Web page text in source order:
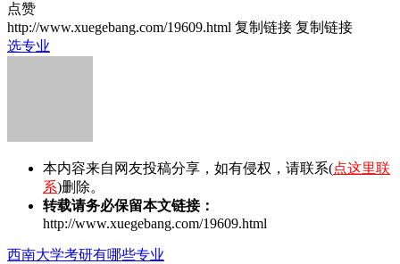
点赞
http://www.xuegebang.com/19609.html 复制链接 复制链接
选专业
本内容来自网友投稿分享，如有侵权，请联系(点这里联
系)删除。
转载请务必保留本文链接：
http://www.xuegebang.com/19609.html
西南大学考研有哪些专业